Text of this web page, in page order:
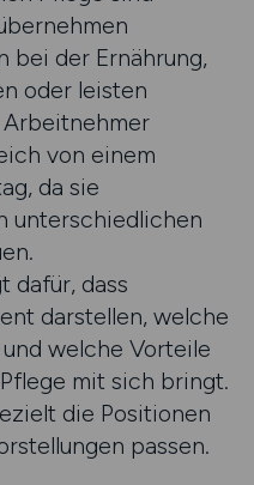
bei der Ernährung,
oder leisten
von einem
da sie
unterschiedlichen
dafür, dass
darstellen, welche
welche Vorteile
mit sich bringt.
die Positionen
passen.